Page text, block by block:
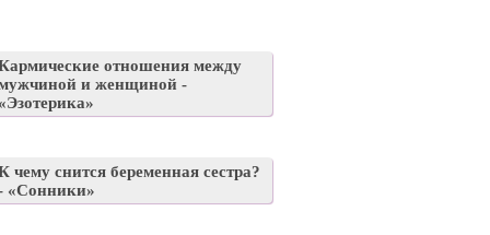
отношения между
и женщиной -
«Эзотерика»
чему снится беременная сестра?
«Сонники»